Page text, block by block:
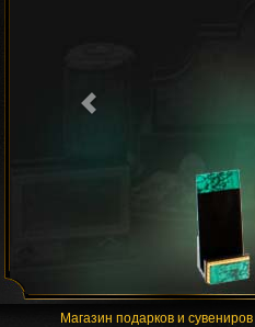
Магазин подарков и сувениров